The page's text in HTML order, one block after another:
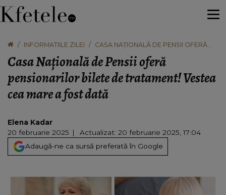
INFORMATIILE ZILEI
CASA NAȚIONALĂ DE PENSII OFERĂ
TRATAMENT! VESTEA CEA MARE A
FOST DATĂ
Casa Națională de Pensii oferă
pensionarilor bilete de tratament! Vestea
cea mare a fost dată
Elena Kadar
20 februarie 2025
Actualizat: 20 februarie 2025, 17:04
Adaugă-ne ca sursă preferată în Google